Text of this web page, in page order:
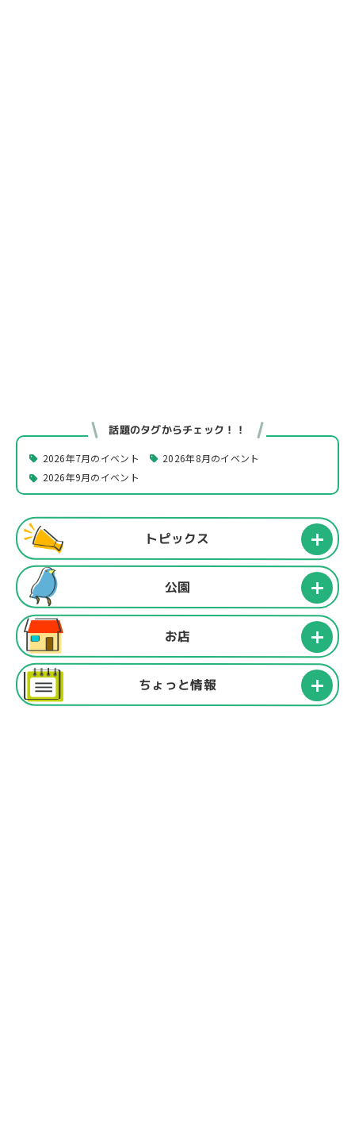
話題のタグからチェック！！
2026年7月のイベント
2026年8月のイベント
2026年9月のイベント
トピックス
公園
お店
ちょっと情報